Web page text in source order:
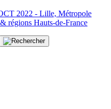
2022 - Lille, Métropole
régions Hauts-de-France